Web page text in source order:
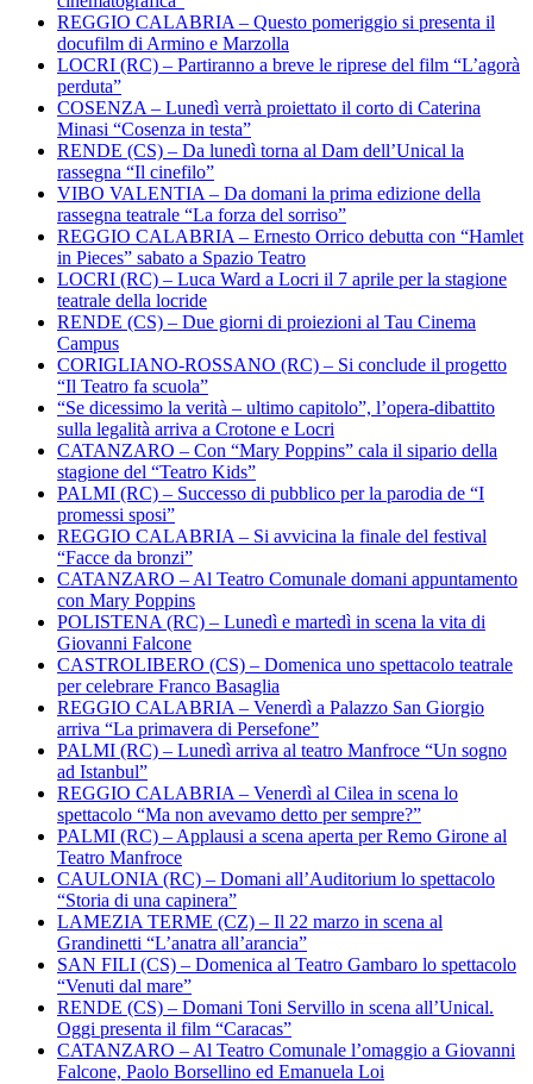
REGGIO CALABRIA – Questo pomeriggio si presenta il
docufilm di Armino e Marzolla
LOCRI (RC) – Partiranno a breve le riprese del film “L’agorà
perduta”
COSENZA – Lunedì verrà proiettato il corto di Caterina
Minasi “Cosenza in testa”
RENDE (CS) – Da lunedì torna al Dam dell’Unical la
rassegna “Il cinefilo”
VIBO VALENTIA – Da domani la prima edizione della
rassegna teatrale “La forza del sorriso”
REGGIO CALABRIA – Ernesto Orrico debutta con “Hamlet
in Pieces” sabato a Spazio Teatro
LOCRI (RC) – Luca Ward a Locri il 7 aprile per la stagione
teatrale della locride
RENDE (CS) – Due giorni di proiezioni al Tau Cinema
Campus
CORIGLIANO-ROSSANO (RC) – Si conclude il progetto
“Il Teatro fa scuola”
“Se dicessimo la verità – ultimo capitolo”, l’opera-dibattito
sulla legalità arriva a Crotone e Locri
CATANZARO – Con “Mary Poppins” cala il sipario della
stagione del “Teatro Kids”
PALMI (RC) – Successo di pubblico per la parodia de “I
promessi sposi”
REGGIO CALABRIA – Si avvicina la finale del festival
“Facce da bronzi”
CATANZARO – Al Teatro Comunale domani appuntamento
con Mary Poppins
POLISTENA (RC) – Lunedì e martedì in scena la vita di
Giovanni Falcone
CASTROLIBERO (CS) – Domenica uno spettacolo teatrale
per celebrare Franco Basaglia
REGGIO CALABRIA – Venerdì a Palazzo San Giorgio
arriva “La primavera di Persefone”
PALMI (RC) – Lunedì arriva al teatro Manfroce “Un sogno
ad Istanbul”
REGGIO CALABRIA – Venerdì al Cilea in scena lo
spettacolo “Ma non avevamo detto per sempre?”
PALMI (RC) – Applausi a scena aperta per Remo Girone al
Teatro Manfroce
CAULONIA (RC) – Domani all’Auditorium lo spettacolo
“Storia di una capinera”
LAMEZIA TERME (CZ) – Il 22 marzo in scena al
Grandinetti “L’anatra all’arancia”
SAN FILI (CS) – Domenica al Teatro Gambaro lo spettacolo
“Venuti dal mare”
RENDE (CS) – Domani Toni Servillo in scena all’Unical.
Oggi presenta il film “Caracas”
CATANZARO – Al Teatro Comunale l’omaggio a Giovanni
Falcone, Paolo Borsellino ed Emanuela Loi